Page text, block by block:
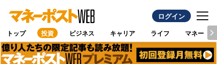
ログイン
トップ 投資 ビジネス キャリア ライフ マネー